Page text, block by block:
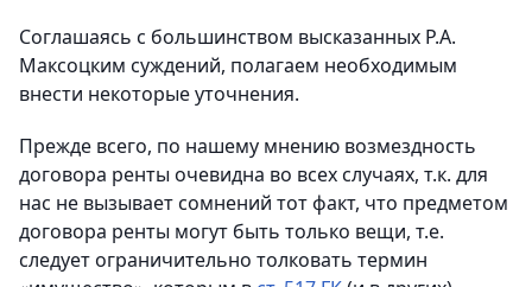
Соглашаясь с большинством высказанных Р.А.
Максоцким суждений, полагаем необходимым
внести некоторые уточнения.
Прежде всего, по нашему мнению возмездность
договора ренты очевидна во всех случаях, т.к. для
нас не вызывает сомнений тот факт, что предметом
договора ренты могут быть только вещи, т.е.
следует ограничительно толковать термин